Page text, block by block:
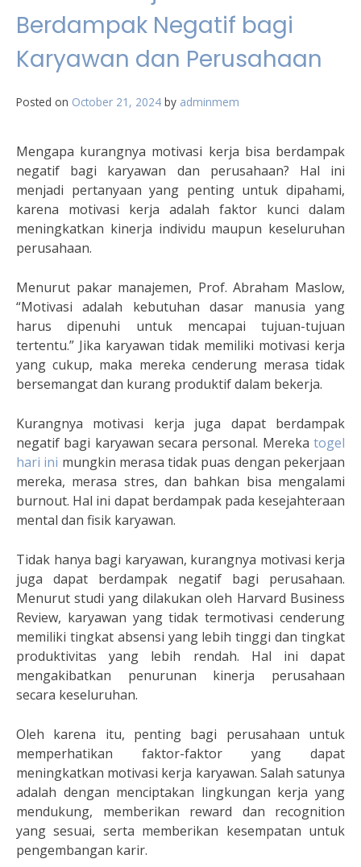
Berdampak Negatif bagi
Karyawan dan Perusahaan
Posted on October 21, 2024 by adminmem
Mengapa kurangnya motivasi kerja bisa berdampak
negatif bagi karyawan dan perusahaan? Hal ini
menjadi pertanyaan yang penting untuk dipahami,
karena motivasi kerja adalah faktor kunci dalam
meningkatkan kinerja individu maupun keseluruhan
perusahaan.
Menurut pakar manajemen, Prof. Abraham Maslow,
“Motivasi adalah kebutuhan dasar manusia yang
harus dipenuhi untuk mencapai tujuan-tujuan
tertentu.” Jika karyawan tidak memiliki motivasi kerja
yang cukup, maka mereka cenderung merasa tidak
bersemangat dan kurang produktif dalam bekerja.
Kurangnya motivasi kerja juga dapat berdampak
negatif bagi karyawan secara personal. Mereka togel
hari ini mungkin merasa tidak puas dengan pekerjaan
mereka, merasa stres, dan bahkan bisa mengalami
burnout. Hal ini dapat berdampak pada kesejahteraan
mental dan fisik karyawan.
Tidak hanya bagi karyawan, kurangnya motivasi kerja
juga dapat berdampak negatif bagi perusahaan.
Menurut studi yang dilakukan oleh Harvard Business
Review, karyawan yang tidak termotivasi cenderung
memiliki tingkat absensi yang lebih tinggi dan tingkat
produktivitas yang lebih rendah. Hal ini dapat
mengakibatkan penurunan kinerja perusahaan
secara keseluruhan.
Oleh karena itu, penting bagi perusahaan untuk
memperhatikan faktor-faktor yang dapat
meningkatkan motivasi kerja karyawan. Salah satunya
adalah dengan menciptakan lingkungan kerja yang
mendukung, memberikan reward dan recognition
yang sesuai, serta memberikan kesempatan untuk
pengembangan karir.